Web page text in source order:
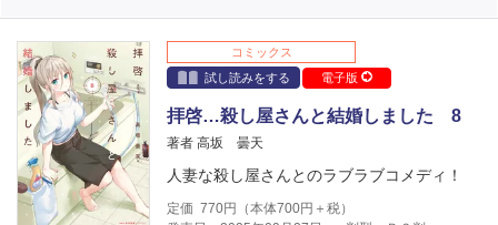
コミックス
試し読みをする
電子版
拝啓…殺し屋さんと結婚しました 8
著者 高坂 曇天
人妻な殺し屋さんとのラブラブコメディ！
定価 770円（本体700円＋税）